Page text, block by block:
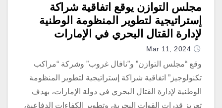
مجلس التوازن يوقع اتفاقية شراكة
إستراتيجية لتطوير المنظومة الوطنية
لإدارة القتال البحري في الإمارات
Mar 11, 2024
وقع “مجلس التوازن” و”نافال غروب” وشركة “مراكب
تكنولوجيز” اتفاقية شراكة إستراتيجية لتطوير المنظومة
الوطنية لإدارة القتال البحري في دولة الإمارات، بهدف
تعزيز قدرات القوات البحرية، وتطوير الكفاءات الدفاعية،